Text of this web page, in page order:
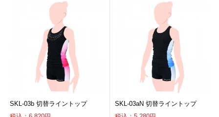
SKL-03b 切替ライントップ
SKL-03aN 切替ライントップ